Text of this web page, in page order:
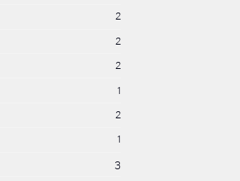
2
2
2
1
2
1
3